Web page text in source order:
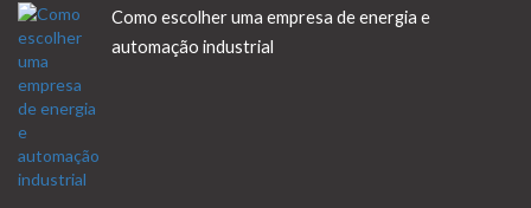
Como escolher uma empresa de energia e
automação industrial